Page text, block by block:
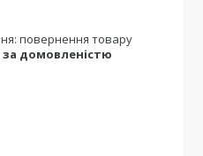
повернення товару
за домовленістю